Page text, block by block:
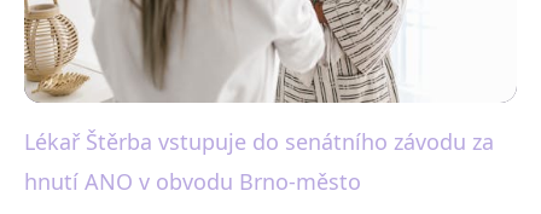
black-white.cz
Lékař Štěrba kandiduje za ANO
Lékař Štěrba vstupuje do senátního závodu za
hnutí ANO v obvodu Brno-město